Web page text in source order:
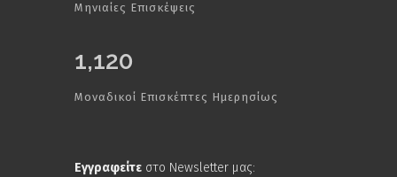
Μηνιαίες Επισκέψεις
1,120
Μοναδικοί Επισκέπτες Ημερησίως
Εγγραφείτε στο Newsletter μας: